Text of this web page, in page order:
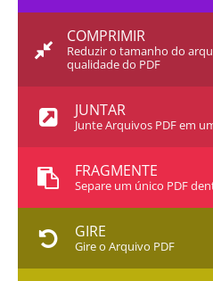
COMPRIMIR
Reduzir o tamanho do
qualidade do PDF
JUNTAR
Junte Arquivos PDF em
FRAGMENTE
Separe um único PDF
GIRE
Gire o Arquivo PDF